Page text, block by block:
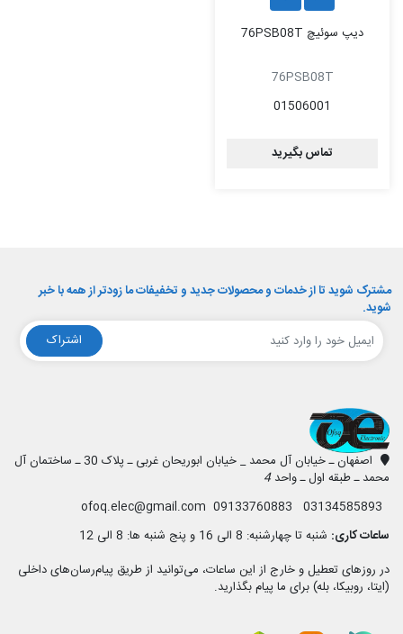
دیپ سوئیچ 76PSB08T
76PSB08T
01506001
تماس بگیرید
مشترک شوید تا از خدمات و محصولات جدید و تخفیفات ما زودتر از همه با خبر
شوید.
اشتراک
اصفهان ـ خیابان آل محمد _ خیابان ابوریحان غربی ـ پلاک 30 ـ ساختمان آل
محمد ـ طبقه اول ـ واحد4
ساعات کاری: شنبه تا چهارشنبه: 8 الی 16 و پنج شنبه ها: 8 الی 12
در روزهای تعطیل و خارج از این ساعات، می‌توانید از طریق پیام‌رسان‌های داخلی
(ایتا، روبیکا، بله) برای ما پیام بگذارید.